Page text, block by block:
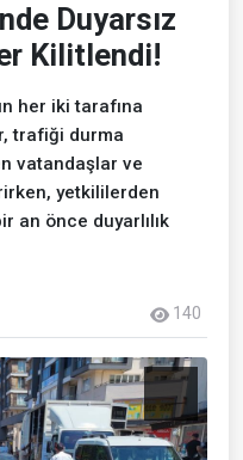
Duyarsız
Kilitlendi!
her iki tarafına
trafiği durma
vatandaşlar ve
yetkililerden
an önce duyarlılık
140